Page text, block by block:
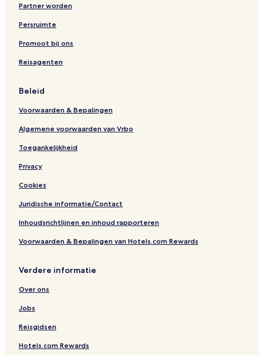
Partner worden
Persruimte
Promoot bij ons
Reisagenten
Beleid
Voorwaarden & Bepalingen
Algemene voorwaarden van Vrbo
Toegankelijkheid
Privacy
Cookies
Juridische informatie/Contact
Inhoudsrichtlijnen en inhoud rapporteren
Voorwaarden & Bepalingen van Hotels.com Rewards
Verdere informatie
Over ons
Jobs
Reisgidsen
Hotels.com Rewards